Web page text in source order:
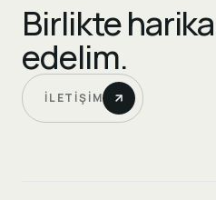
Birlikte
edelim.
İLETIŞIM